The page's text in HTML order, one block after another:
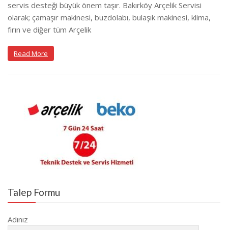
servis desteği büyük önem taşır. Bakırköy Arçelik Servisi
olarak; çamaşır makinesi, buzdolabı, bulaşık makinesi, klima,
fırın ve diğer tüm Arçelik
Read More
Talep Formu
Adınız